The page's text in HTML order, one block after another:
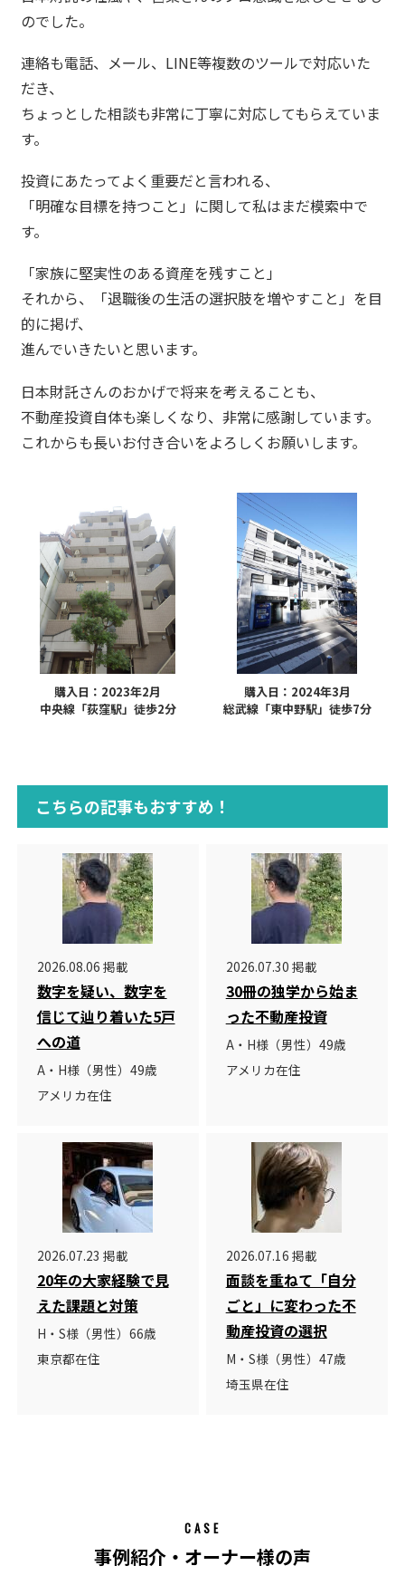
のでした。
連絡も電話、メール、LINE等複数のツールで対応いた
だき、
ちょっとした相談も非常に丁寧に対応してもらえていま
す。
投資にあたってよく重要だと言われる、
「明確な目標を持つこと」に関して私はまだ模索中で
す。
「家族に堅実性のある資産を残すこと」
それから、「退職後の生活の選択肢を増やすこと」を目
的に掲げ、
進んでいきたいと思います。
日本財託さんのおかげで将来を考えることも、
不動産投資自体も楽しくなり、非常に感謝しています。
これからも長いお付き合いをよろしくお願いします。
購入日：2023年2月
中央線「荻窪駅」徒歩2分
購入日：2024年3月
総武線「東中野駅」徒歩7分
こちらの記事もおすすめ！
2026.08.06 掲載
数字を疑い、数字を
信じて辿り着いた5戸
への道
A・H様（男性）49歳
アメリカ在住
2026.07.30 掲載
30冊の独学から始ま
った不動産投資
A・H様（男性）49歳
アメリカ在住
2026.07.23 掲載
20年の大家経験で見
えた課題と対策
H・S様（男性）66歳
東京都在住
2026.07.16 掲載
面談を重ねて「自分
ごと」に変わった不
動産投資の選択
M・S様（男性）47歳
埼玉県在住
CASE
事例紹介・オーナー様の声